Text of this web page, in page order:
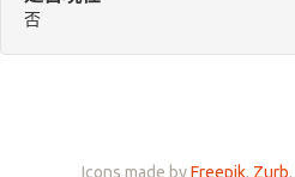
否
Icons made byFreepik, Zurb,